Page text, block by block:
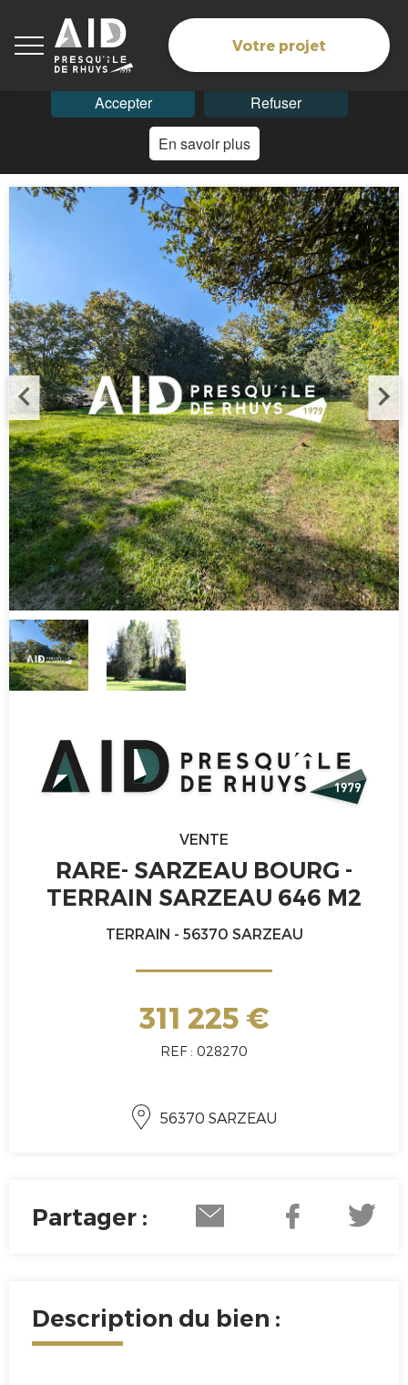
Les cookies assurent le bon fonctionnement du site. En
navigant sur ce site, vous acceptez l'utilisation des
cookies.
Accepter
Refuser
En savoir plus
Votre projet
> Biens > RARE- SARZEAU BOURG...
VENTE
RARE- SARZEAU BOURG -
TERRAIN SARZEAU 646 M2
TERRAIN - 56370 SARZEAU
311 225 €
REF : 028270
56370 SARZEAU
Partager :
Description du bien :